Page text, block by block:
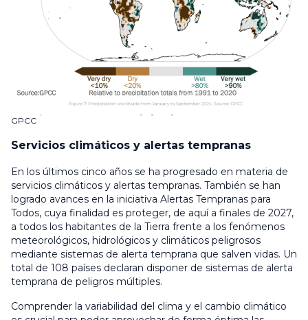
GPCC
Servicios climáticos y alertas tempranas
En los últimos cinco años se ha progresado en materia de
servicios climáticos y alertas tempranas. También se han
logrado avances en la iniciativa Alertas Tempranas para
Todos, cuya finalidad es proteger, de aquí a finales de 2027,
a todos los habitantes de la Tierra frente a los fenómenos
meteorológicos, hidrológicos y climáticos peligrosos
mediante sistemas de alerta temprana que salven vidas. Un
total de 108 países declaran disponer de sistemas de alerta
temprana de peligros múltiples.
Comprender la variabilidad del clima y el cambio climático